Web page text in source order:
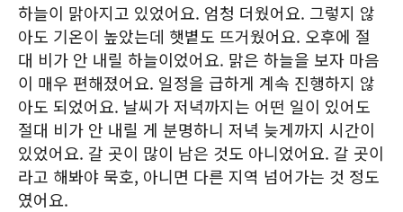
하늘이 맑아지고 있었어요. 엄청 더웠어요. 그렇지 않
아도 기온이 높았는데 햇볕도 뜨거웠어요. 오후에 절
대 비가 안 내릴 하늘이었어요. 맑은 하늘을 보자 마음
이 매우 편해졌어요. 일정을 급하게 계속 진행하지 않
아도 되었어요. 날씨가 저녁까지는 어떤 일이 있어도
절대 비가 안 내릴 게 분명하니 저녁 늦게까지 시간이
있었어요. 갈 곳이 많이 남은 것도 아니었어요. 갈 곳이
라고 해봐야 묵호, 아니면 다른 지역 넘어가는 것 정도
였어요.